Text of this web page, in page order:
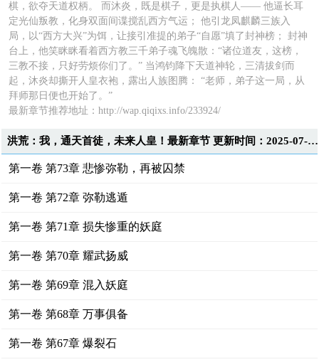
棋，欲夺天道权柄。 而沐炎，既是棋子，更是执棋人—— 他逼长耳
定光仙叛教，化身双面间谍搅乱西方气运； 他引龙凤麒麟三族入
局，以“西方大兴”为饵，让接引准提的弟子“自愿”填了封神榜； 封神
台上，他笑眯眯看着西方教三千弟子魂飞魄散：“诸位道友，这榜，
三教不接，只好劳烦你们了。” 当鸿钧降下天道神轮，三清拔剑而
起，沐炎却撕开人皇衣袍，露出人族图腾： “老师，弟子这一局，从
拜师那日便也开始了。”
最新章节推荐地址：http://wap.qiqixs.info/233924/
洪荒：我，通天首徒，未来人皇！最新章节 更新时间：2025-07-10T09:33:11
第一卷 第73章 悲惨弥勒，再被囚禁
第一卷 第72章 弥勒逃遁
第一卷 第71章 损失惨重的妖庭
第一卷 第70章 耀武扬威
第一卷 第69章 混入妖庭
第一卷 第68章 万事俱备
第一卷 第67章 爆裂石